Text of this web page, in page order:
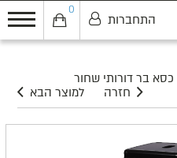
0
התחברות
כסא בר דורותי שחור
למוצר הבא
חזרה